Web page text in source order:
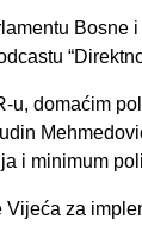
Bosne
u, domaćim
i minimum
Vijeća za